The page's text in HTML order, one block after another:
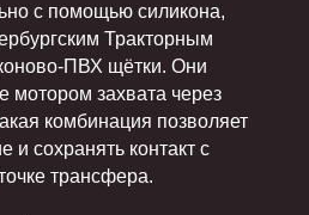
с помощью силикона,
Тракторным
ПВХ щётки. Они
мотором захвата через
комбинация позволяет
и сохранять контакт с
трансфера.